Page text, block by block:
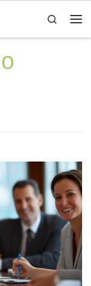
Search